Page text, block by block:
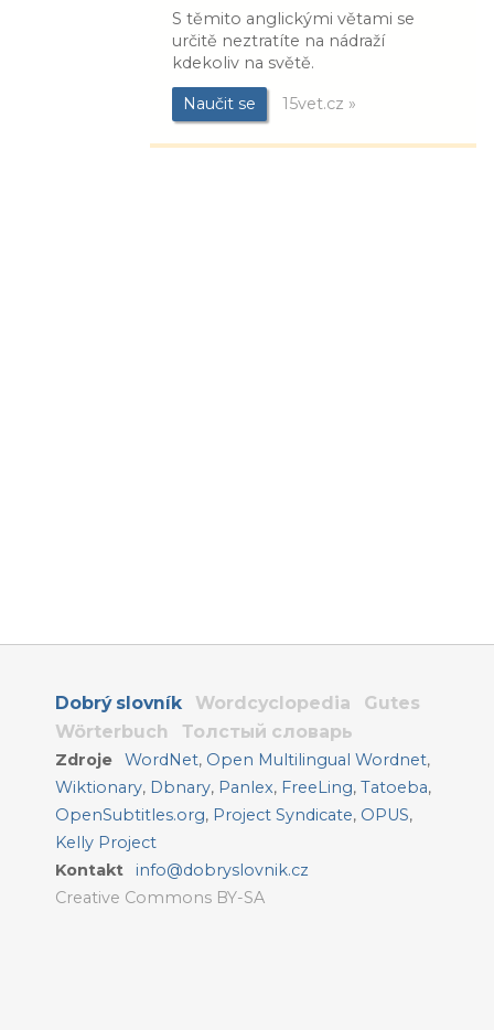
S těmito anglickými větami se
určitě neztratíte na nádraží
kdekoliv na světě.
Naučit se 15vet.cz »
Dobrý slovník Wordcyclopedia
Gutes
Wörterbuch
Толстый словарь
Zdroje WordNet, Open Multilingual Wordnet,
Wiktionary, Dbnary, Panlex, FreeLing, Tatoeba,
OpenSubtitles.org, Project Syndicate, OPUS,
Kelly Project
Kontakt
info@dobryslovnik.cz
Creative Commons BY-SA